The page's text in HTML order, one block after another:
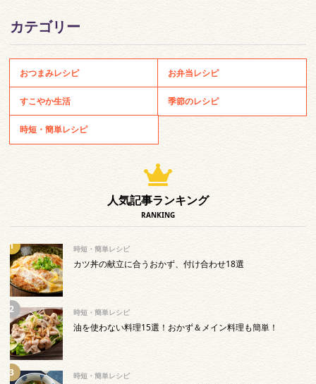
カテゴリー
おつまみレシピ お弁当レシピ
すこやか生活 季節のレシピ
時短・簡単レシピ
人気記事ランキング
RANKING
時短・簡単レシピ
カツ丼の献立に合うおかず、付け合わせ18選
時短・簡単レシピ
油を使わない料理15選！おかず＆メイン料理も簡単！
時短・簡単レシピ